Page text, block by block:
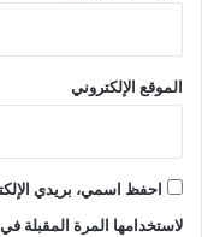
الموقع الإلكتروني
احفظ اسمي، بريدي
لاستخدامها المرة المقبلة